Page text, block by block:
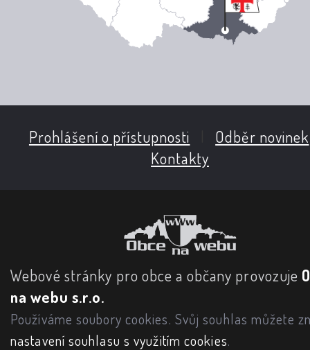
Prohlášení o přístupnosti Odběr novinek
Kontakty
Webové stránky pro obce a občany provozuje
na webu s.r.o.
Používáme soubory cookies. Svůj souhlas můžete
nastavení souhlasu s využitím cookies.